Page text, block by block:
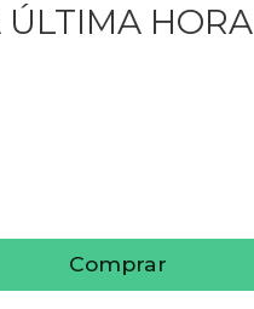
ÚLTIMA HORA
Comprar